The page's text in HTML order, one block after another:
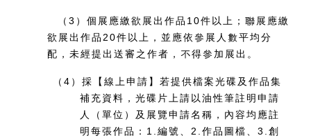
（3）個展應繳欲展出作品 10件以上；聯展應繳
欲展出作品20件以上，並應依參展人數平均分
配，未經提出送審之作者，不得參加展出。
（4）採【線上申請】若提供檔案光碟及作品集
補充資料，光碟片上請以油性筆註明申請
人（單位）及展覽申請名稱，內容均應註
明每張作品： 1.編號、 2.作品圖檔、 3.創